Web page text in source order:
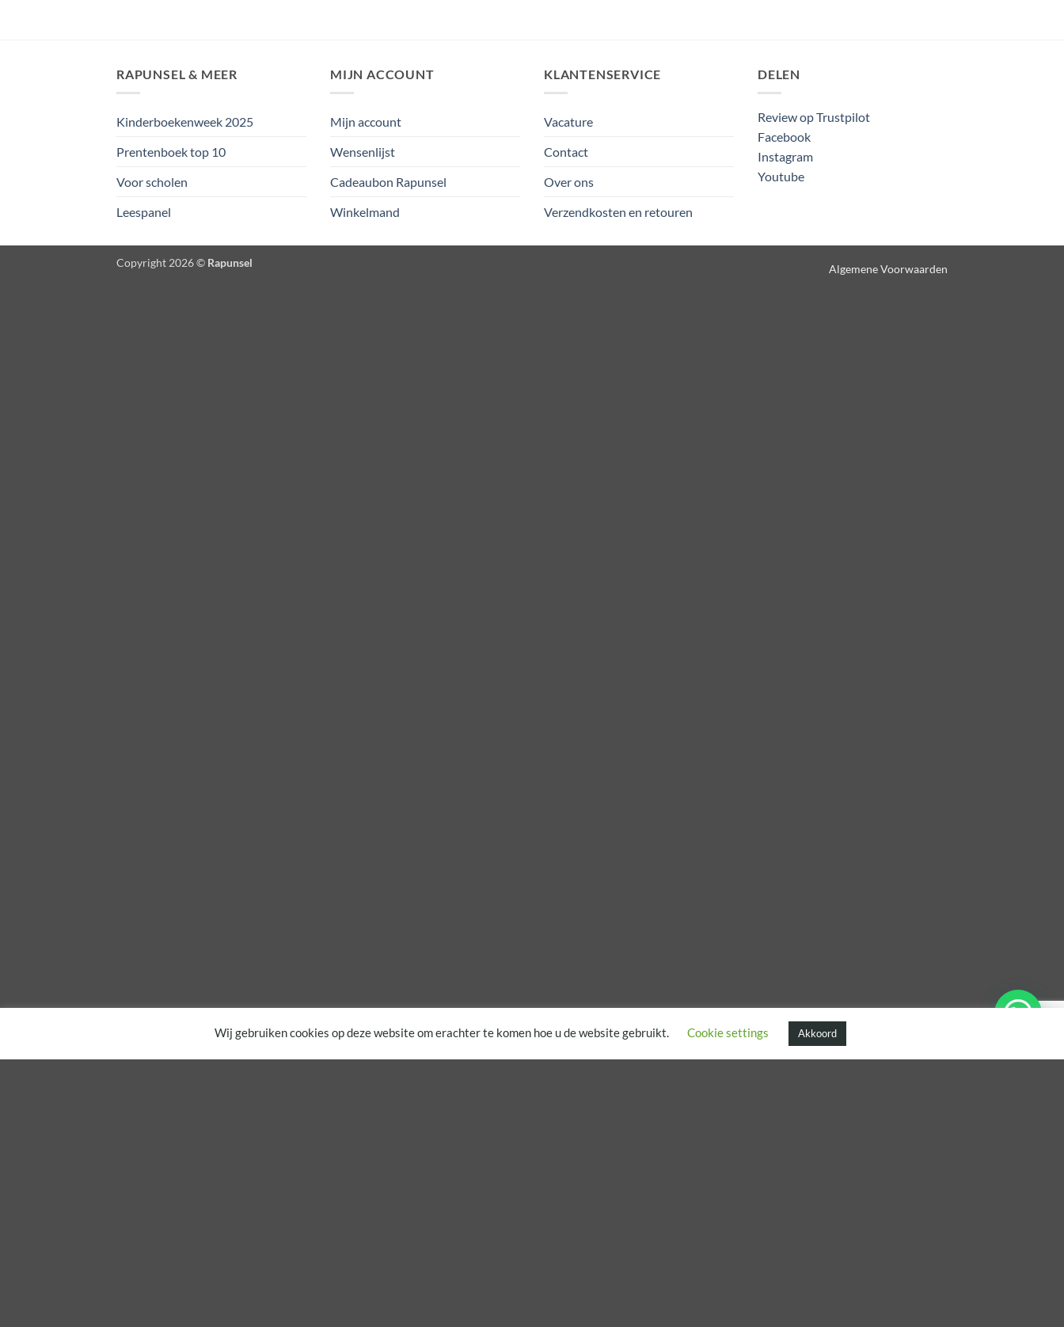
RAPUNSEL & MEER
Kinderboekenweek 2025
Prentenboek top 10
Voor scholen
Leespanel
MIJN ACCOUNT
Mijn account
Wensenlijst
Cadeaubon Rapunsel
Winkelmand
KLANTENSERVICE
Vacature
Contact
Over ons
Verzendkosten en retouren
DELEN
Review op Trustpilot
Facebook
Instagram
Youtube
Algemene Voorwaarden
Copyright 2026 © Rapunsel
Wij gebruiken cookies op deze website om erachter te komen hoe u de website gebruikt. Cookie settings Akkoord